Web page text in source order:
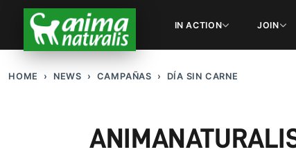
IN ACTION JOIN
HOME NEWS CAMPAÑAS DÍA SIN CARNE